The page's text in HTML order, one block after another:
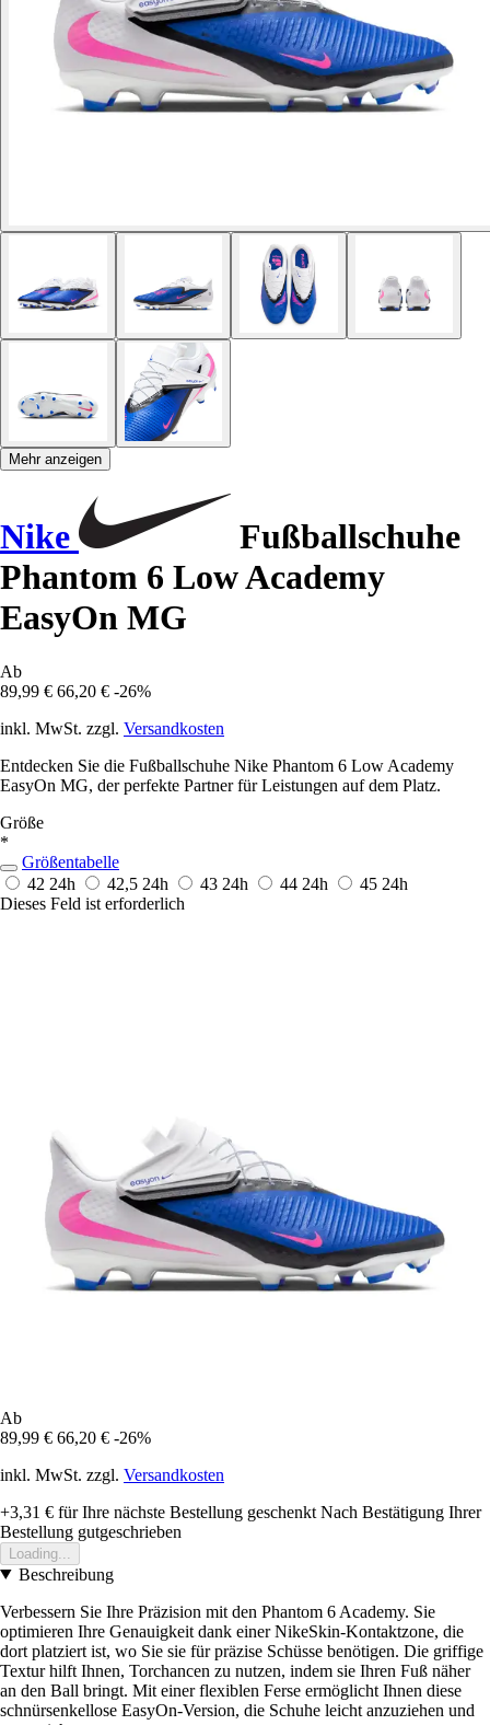
Mehr anzeigen
Nike
Fußballschuhe
Phantom 6 Low Academy
EasyOn MG
Ab
89,99 € 66,20 € -26%
inkl. MwSt. zzgl. Versandkosten
Entdecken Sie die Fußballschuhe Nike Phantom 6 Low Academy
EasyOn MG, der perfekte Partner für Leistungen auf dem Platz.
Größe
*
Größentabelle
42 24h 42,5 24h 43 24h 44 24h 45 24h
Dieses Feld ist erforderlich
Ab
89,99 € 66,20 € -26%
inkl. MwSt. zzgl. Versandkosten
+3,31 € für Ihre nächste Bestellung geschenkt Nach Bestätigung Ihrer
Bestellung gutgeschrieben
Loading...
Beschreibung
Verbessern Sie Ihre Präzision mit den Phantom 6 Academy. Sie
optimieren Ihre Genauigkeit dank einer NikeSkin-Kontaktzone, die
dort platziert ist, wo Sie sie für präzise Schüsse benötigen. Die griffige
Textur hilft Ihnen, Torchancen zu nutzen, indem sie Ihren Fuß näher
an den Ball bringt. Mit einer flexiblen Ferse ermöglicht Ihnen diese
schnürsenkellose EasyOn-Version, die Schuhe leicht anzuziehen und